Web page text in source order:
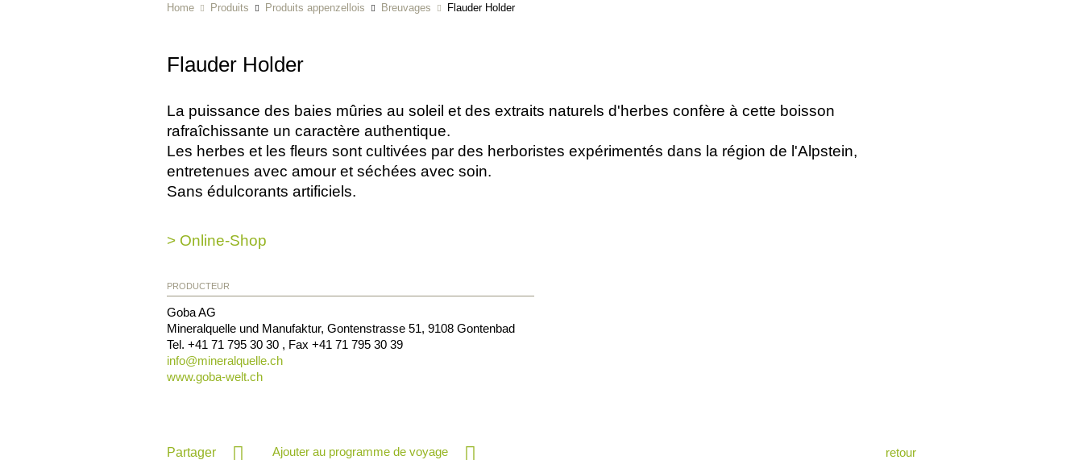
Home Produits Produits appenzellois Breuvages Flauder Holder
Flauder Holder
La puissance des baies mûries au soleil et des extraits naturels d'herbes confère à cette boisson
rafraîchissante un caractère authentique.
Les herbes et les fleurs sont cultivées par des herboristes expérimentés dans la région de l'Alpstein,
entretenues avec amour et séchées avec soin.
Sans édulcorants artificiels.
> Online-Shop
PRODUCTEUR
Goba AG
Mineralquelle und Manufaktur, Gontenstrasse 51, 9108 Gontenbad
Tel. +41 71 795 30 30 , Fax +41 71 795 30 39
info@mineralquelle.ch
www.goba-welt.ch
Partager Ajouter au programme de voyage retour